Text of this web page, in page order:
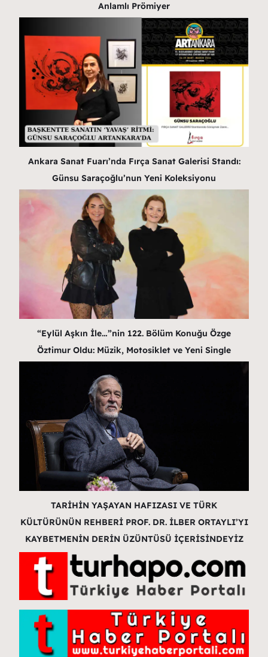
Anlamlı Prömiyer
Ankara Sanat Fuarı’nda Fırça Sanat Galerisi Standı:
Günsu Saraçoğlu’nun Yeni Koleksiyonu
“Eylül Aşkın İle…”nin 122. Bölüm Konuğu Özge
Öztimur Oldu: Müzik, Motosiklet ve Yeni Single
TARİHİN YAŞAYAN HAFIZASI VE TÜRK
KÜLTÜRÜNÜN REHBERİ PROF. DR. İLBER ORTAYLI’YI
KAYBETMENİN DERİN ÜZÜNTÜSÜ İÇERİSİNDEYİZ